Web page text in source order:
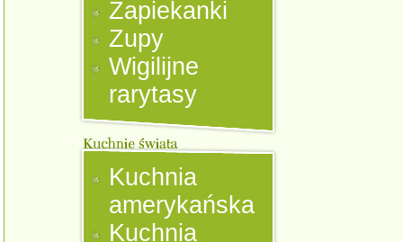
Zapiekanki
Zupy
Wigilijne
rarytasy
Kuchnia
amerykańska
Kuchnia